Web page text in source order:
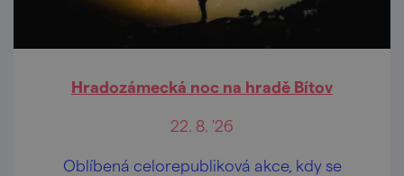
Hradozámecká noc na hradě Bítov
22. 8. '26
Oblíbená celorepubliková akce, kdy se